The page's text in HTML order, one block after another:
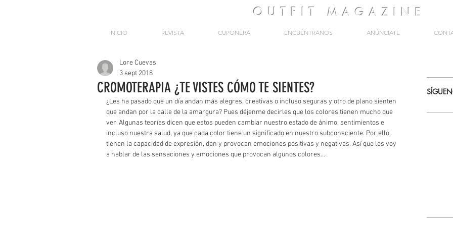
OUTFIT MAGAZINE
INICIO REVISTA CUPONERA ENCUÉNTRANOS ANÚNCIATE
CROMOTERAPIA ¿TE VISTES CÓMO TE SIENTES?
Lore Cuevas
3 sept 2018
¿Les ha pasado que un día andan más alegres, creativas o incluso seguras y otro de plano sienten
que andan por la calle de la amargura? Pues déjenme decirles que los colores tienen mucho que
ver. Algunas teorías dicen que estos pueden cambiar nuestro estado de ánimo, sentimientos e
incluso nuestra salud, ya que cada color tiene un significado en nuestro subconsciente. Por ello,
tienen la capacidad de expresión, dan y provocan emociones positivas y negativas. Así que les voy
a hablar de las sensaciones y emociones que provocan algunos colores...